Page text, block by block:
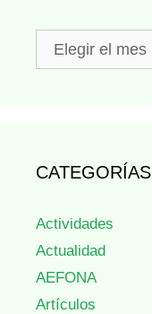
Hemeroteca
CATEGORÍAS
Actividades
Actualidad
AEFONA
Artículos